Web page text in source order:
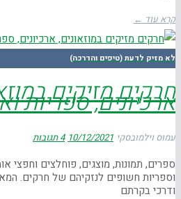
קרא עוד ←
לא מזיק לדעת (טיפים והדרכה)
חרקים מזיקים
ארכיונים, ספריות
עמוס וילמובסקי 10/12/2021 4 תגובות
ספרים, תמונות, מוצגים, פוחלצים וחפצי
וספריות חשופים לנזקיהם של חרקים.
ודרכי בקרתם